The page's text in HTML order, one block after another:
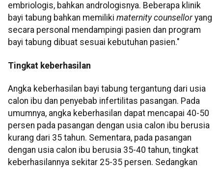
embriologis, bahkan andrologisnya. Beberapa klinik
bayi tabung bahkan memiliki maternity counselloryang
secara personal mendampingi pasien dan program
bayi tabung dibuat sesuai kebutuhan pasien."
Tingkat keberhasilan
Angka keberhasilan bayi tabung tergantung dari usia
calon ibu dan penyebab infertilitas pasangan. Pada
umumnya, angka keberhasilan dapat mencapai 40-50
persen pada pasangan dengan usia calon ibu berusia
kurang dari 35 tahun. Sementara, pada pasangan
dengan usia calon ibu berusia 35-40 tahun, tingkat
keberhasilannya sekitar 25-35 persen. Sedangkan